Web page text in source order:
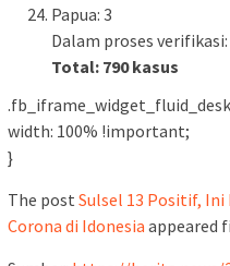
Papua: 3
Dalam proses verifikasi:
Total: 790 kasus
width: 100% !important;
}
The post Sulsel 13 Positif, Ini
Corona di Idonesia appeared